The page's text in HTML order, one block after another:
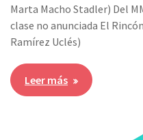
Marta Macho Stadler) Del
clase no anunciada El
Ramírez Uclés)
Leer más